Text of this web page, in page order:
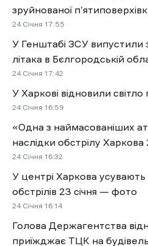
зруйнованої
24 Січня 17:55
У Генштабі ЗСУ випустили
літака в Бєлгородській
24 Січня 17:42
У Харкові відновили світло
24 Січня 16:59
«Одна з наймасованіших
наслідки обстрілу Харкова
24 Січня 16:32
У центрі Харкова усувають
обстрілів 23 січня — фото
24 Січня 16:14
Голова Держагентства
приїжджає ТЦК на